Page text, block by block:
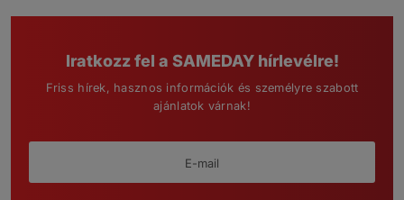
Iratkozz fel a SAMEDAY hírlevélre!
Friss hírek, hasznos információk és személyre szabott
ajánlatok várnak!